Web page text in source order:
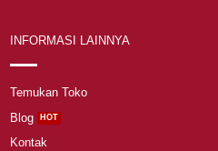
INFORMASI LAINNYA
Temukan Toko
Blog
Kontak